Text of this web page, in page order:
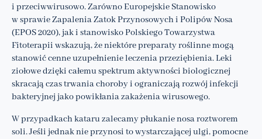
i przeciwwirusowo. Zarówno Europejskie Stanowisko
w sprawie Zapalenia Zatok Przynosowych i Polipów Nosa
(EPOS 2020), jak i stanowisko Polskiego Towarzystwa
Fitoterapii wskazują, że niektóre preparaty roślinne mogą
stanowić cenne uzupełnienie leczenia przeziębienia. Leki
ziołowe dzięki całemu spektrum aktywności biologicznej
skracają czas trwania choroby i ograniczają rozwój infekcji
bakteryjnej jako powikłania zakażenia wirusowego.
W przypadkach kataru zalecamy płukanie nosa roztworem
soli. Jeśli jednak nie przynosi to wystarczającej ulgi, pomocne